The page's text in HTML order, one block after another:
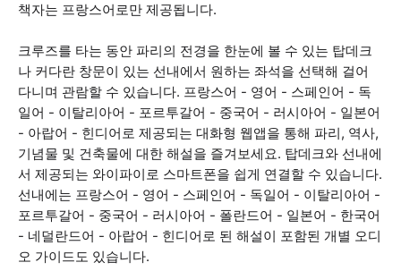
책자는 프랑스어로만 제공됩니다.
크루즈를 타는 동안 파리의 전경을 한눈에 볼 수 있는 탑데크
나 커다란 창문이 있는 선내에서 원하는 좌석을 선택해 걸어
다니며 관람할 수 있습니다. 프랑스어 - 영어 - 스페인어 - 독
일어 - 이탈리아어 - 포르투갈어 - 중국어 - 러시아어 - 일본어
- 아랍어 - 힌디어로 제공되는 대화형 웹앱을 통해 파리, 역사,
기념물 및 건축물에 대한 해설을 즐겨보세요. 탑데크와 선내에
서 제공되는 와이파이로 스마트폰을 쉽게 연결할 수 있습니다.
선내에는 프랑스어 - 영어 - 스페인어 - 독일어 - 이탈리아어 -
포르투갈어 - 중국어 - 러시아어 - 폴란드어 - 일본어 - 한국어
- 네덜란드어 - 아랍어 - 힌디어로 된 해설이 포함된 개별 오디
오 가이드도 있습니다.